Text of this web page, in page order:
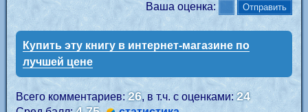
Ваша оценка:
Купить эту книгу в интернет-магазине по
лучшей цене
Всего комментариев:26, в т.ч. с оценками:24